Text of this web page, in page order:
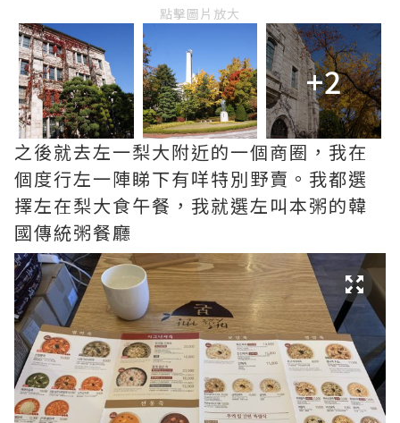
點擊圖片放大
+2
之後就去左一梨大附近的一個商圈，我在
個度行左一陣睇下有咩特別野賣。我都選
擇左在梨大食午餐，我就選左叫本粥的韓
國傳統粥餐廳